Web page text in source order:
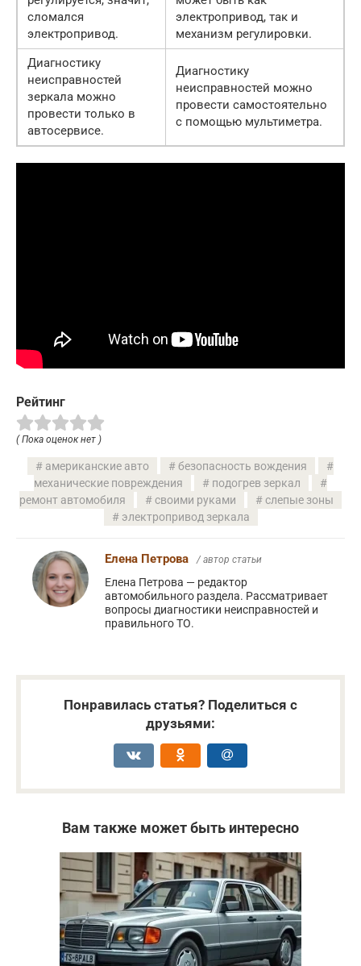
сломался
электропривод.
электропривод, так и
механизм регулировки.
Диагностику
неисправностей
зеркала можно
провести только в
автосервисе.
Диагностику
неисправностей можно
провести самостоятельно
с помощью мультиметра.
Рейтинг
( Пока оценок нет )
американские авто
безопасность вождения
механические повреждения
подогрев зеркал
ремонт автомобиля
своими руками
слепые зоны
электропривод зеркала
Елена Петрова / автор статьи
Елена Петрова — редактор
автомобильного раздела. Рассматривает
вопросы диагностики неисправностей и
правильного ТО.
Понравилась статья? Поделиться с
друзьями:
Вам также может быть интересно